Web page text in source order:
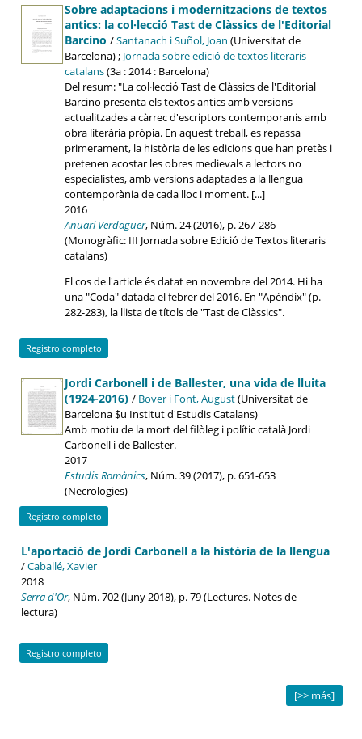
Sobre adaptacions i modernitzacions de textos
antics: la col·lecció Tast de Clàssics de l'Editorial
Barcino /Santanach i Suñol, Joan (Universitat de
Barcelona) ; Jornada sobre edició de textos literaris
catalans(3a : 2014 : Barcelona)
Del resum: "La col·lecció Tast de Clàssics de l'Editorial
Barcino presenta els textos antics amb versions
actualitzades a càrrec d'escriptors contemporanis amb
obra literària pròpia. En aquest treball, es repassa
primerament, la història de les edicions que han pretès i
pretenen acostar les obres medievals a lectors no
especialistes, amb versions adaptades a la llengua
contemporània de cada lloc i moment. [...]
2016
Anuari Verdaguer, Núm. 24 (2016), p. 267-286
(Monogràfic: III Jornada sobre Edició de Textos literaris
catalans)
El cos de l'article és datat en novembre del 2014. Hi ha
una "Coda" datada el febrer del 2016. En "Apèndix" (p.
282-283), la llista de títols de "Tast de Clàssics".
Registro completo
Jordi Carbonell i de Ballester, una vida de lluita
(1924-2016) / Bover i Font, August(Universitat de
Barcelona $u Institut d'Estudis Catalans)
Amb motiu de la mort del filòleg i polític català Jordi
Carbonell i de Ballester.
2017
Estudis Romànics, Núm. 39 (2017), p. 651-653
(Necrologies)
Registro completo
L'aportació de Jordi Carbonell a la història de la llengua
/Caballé, Xavier
2018
Serra d'Or, Núm. 702 (Juny 2018), p. 79 (Lectures. Notes de
lectura)
Registro completo
[>> más]